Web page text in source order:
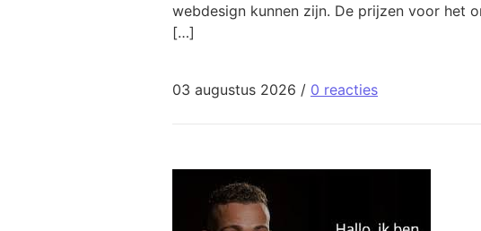
webdesign kunnen zijn. De prijzen voor het
[…]
03 augustus 2026 / 0 reacties